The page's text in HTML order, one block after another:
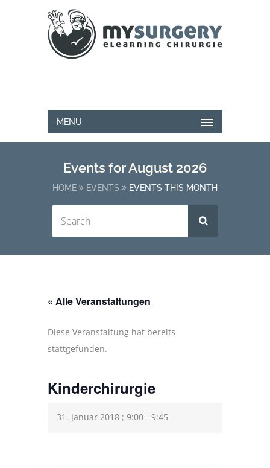
MENU
Events for August 2026
HOME EVENTS EVENTS THIS MONTH
« Alle Veranstaltungen
Diese Veranstaltung hat bereits
stattgefunden.
Kinderchirurgie
31. Januar 2018 ; 9:00 - 9:45